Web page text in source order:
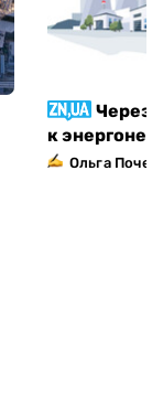
Через
к
Ольга Почеп